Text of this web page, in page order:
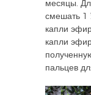
месяцы.
смешать 1
капли
капли
пальцев